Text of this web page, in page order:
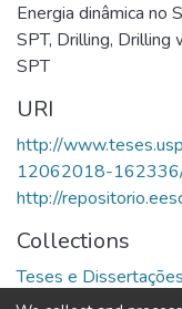
Energia dinâmica no
SPT, Drilling, Drilling
SPT
URI
http://
12062018-
http://
Collections
Teses e